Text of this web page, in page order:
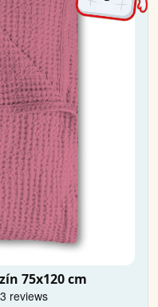
75x120 cm